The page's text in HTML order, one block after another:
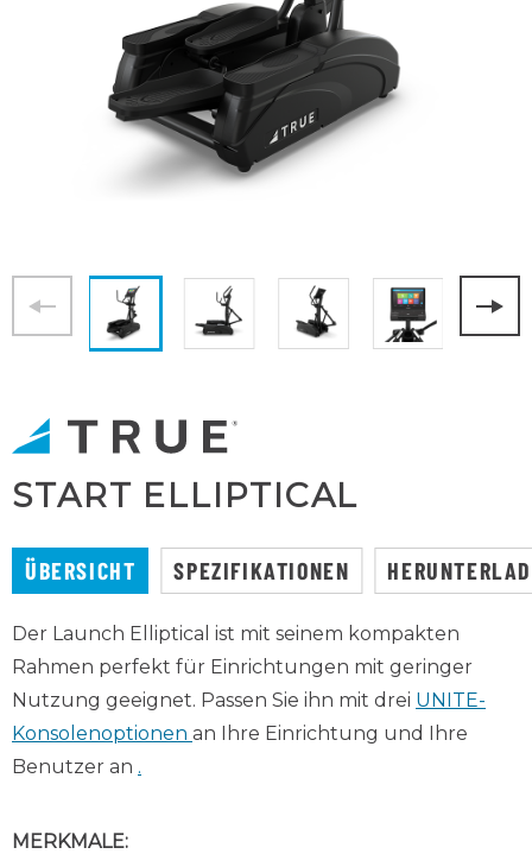
START ELLIPTICAL
ÜBERSICHT SPEZIFIKATIONEN
Der Launch Elliptical ist mit seinem kompakten
Rahmen perfekt für Einrichtungen mit geringer
Nutzung geeignet. Passen Sie ihn mit drei UNITE-
Konsolenoptionen an Ihre Einrichtung und Ihre
Benutzer an .
MERKMALE: